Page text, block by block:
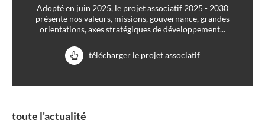
Adopté en juin 2025, le projet associatif 2025 - 2030
présente nos valeurs, missions, gouvernance, grandes
orientations, axes stratégiques de développement...
télécharger le projet associatif
toute l'actualité